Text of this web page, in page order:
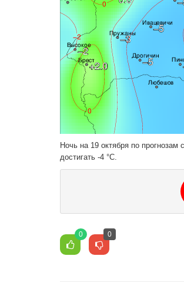
Ночь на 19 октября по
достигать -4 °C.
0 0